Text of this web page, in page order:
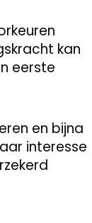
kan
eerste
en bijna
interesse